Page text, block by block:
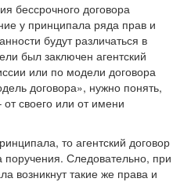
бессрочного договора
у принципала ряда прав и
будут различаться в
был заключен агентский
или по модели договора
договора», нужно понять,
от своего или от имени
то агентский договор
Следовательно, при
возникнут такие же права и